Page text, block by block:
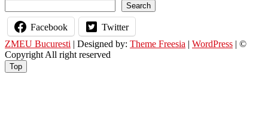
Search
Facebook
Twitter
ZMEU Bucuresti | Designed by: Theme Freesia | WordPress | ©
Copyright All right reserved
Top